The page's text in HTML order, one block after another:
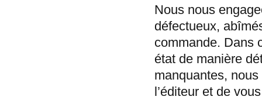
Nous nous
défectueux,
commande. Dans
état de manière
manquantes,
l’éditeur et de